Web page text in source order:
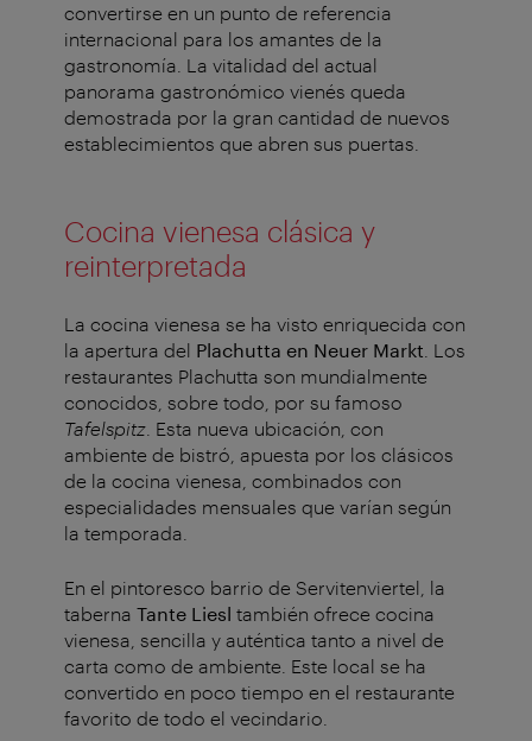
convertirse en un punto de referencia
internacional para los amantes de la
gastronomía. La vitalidad del actual
panorama gastronómico vienés queda
demostrada por la gran cantidad de nuevos
establecimientos que abren sus puertas.
Cocina vienesa clásica y
reinterpretada
La cocina vienesa se ha visto enriquecida con
la apertura del Plachutta en Neuer Markt . Los
restaurantes Plachutta son mundialmente
conocidos, sobre todo, por su famoso
Tafelspitz . Esta nueva ubicación, con
ambiente de bistró, apuesta por los clásicos
de la cocina vienesa, combinados con
especialidades mensuales que varían según
la temporada.
En el pintoresco barrio de Servitenviertel, la
taberna Tante Liesl también ofrece cocina
vienesa, sencilla y auténtica tanto a nivel de
carta como de ambiente. Este local se ha
convertido en poco tiempo en el restaurante
favorito de todo el vecindario.